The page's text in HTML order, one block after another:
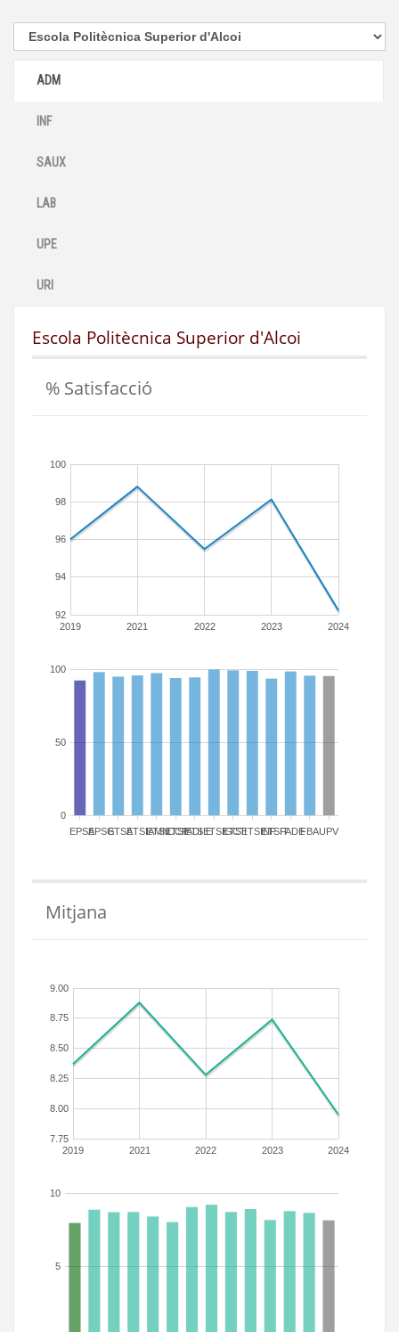
ADM
INF
SAUX
LAB
UPE
URI
Escola Politècnica Superior d'Alcoi
% Satisfacció
2019 2021 2022 2023 2024
92
94
96
98
100
EPSAEPSGETSAETSIAMN
ETSICCP
ETSIADI
ETSIEETSIGCT
ETSIIETSINFETSITFADEFBAUPV
0
50
100
Mitjana
2019 2021 2022 2023 2024
7.75
8.00
8.25
8.50
8.75
9.00
5
10